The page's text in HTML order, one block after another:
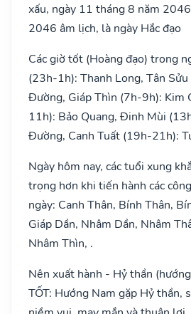
xấu, ngày 11 tháng 8 năm
2046 âm lịch, là ngày Hắc đạo
Các giờ tốt (Hoàng đạo) trong
(23h-1h): Thanh Long, Tân
Đường, Giáp Thìn (7h-9h): Kim
11h): Bảo Quang, Đinh Mùi
Đường, Canh Tuất (19h-21h):
Ngày hôm nay, các tuổi xung
trọng hơn khi tiến hành các
ngày: Canh Thân, Bính Thân,
Giáp Dần, Nhâm Dần, Nhâm
Nhâm Thìn, .
Nên xuất hành - Hỷ thần
TỐT: Hướng Nam gặp Hỷ thần,